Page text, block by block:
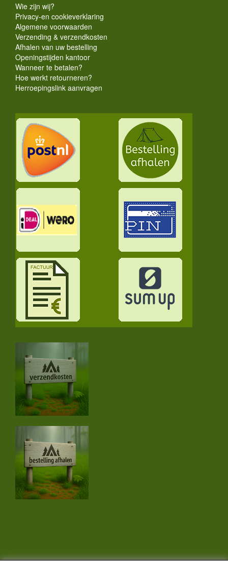
Wie zijn wij?
Privacy-en cookieverklaring
Algemene voorwaarden
Verzending & verzendkosten
Afhalen van uw bestelling
Openingstijden kantoor
Wanneer te betalen?
Hoe werkt retourneren?
Herroepingslink aanvragen